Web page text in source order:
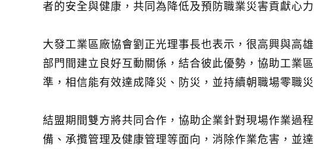
者的安全與健康，共同為降低及預防職業災害貢獻心
大發工業區廠協會劉正光理事長也表示，很高興與高
部門間建立良好互動關係，結合彼此優勢，協助工業
準，相信能有效達成降災、防災，並持續朝職場零職
結盟期間雙方將共同合作，協助企業針對現場作業過
備、承攬管理及健康管理等面向，消除作業危害，並